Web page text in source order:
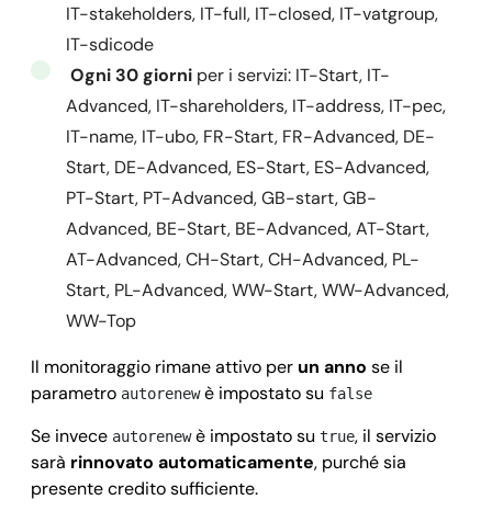
  }
IT-stakeholders, IT-full, IT-closed, IT-vatgroup,
IT-sdicode
Ogni 30 giorni per i servizi: IT-Start, IT-
Advanced, IT-shareholders, IT-address, IT-pec,
IT-name, IT-ubo, FR-Start, FR-Advanced, DE-
Start, DE-Advanced, ES-Start, ES-Advanced,
PT-Start, PT-Advanced, GB-start, GB-
Advanced, BE-Start, BE-Advanced, AT-Start,
AT-Advanced, CH-Start, CH-Advanced, PL-
Start, PL-Advanced, WW-Start, WW-Advanced,
WW-Top
Il monitoraggio rimane attivo per un anno se il
parametro autorenewè impostato su false
Se invece autorenewè impostato su true, il servizio
sarà rinnovato automaticamente, purché sia
presente credito sufficiente.